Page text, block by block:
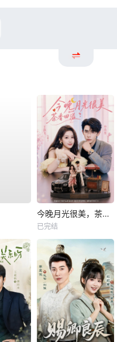
今晚月光很美，茶香四溢
已完结